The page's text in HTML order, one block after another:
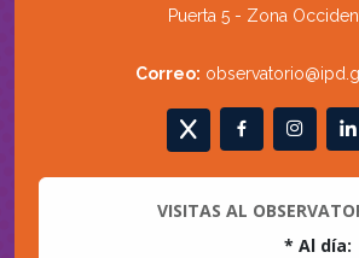
Puerta 5 - Zona
Correo:
VISITAS AL
* Al día: